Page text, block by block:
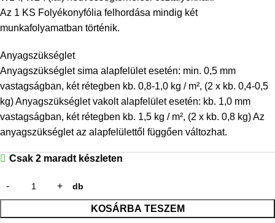
Az 1 KS Folyékonyfólia felhordása mindig két
munkafolyamatban történik.
Anyagszükséglet
Anyagszükséglet sima alapfelület esetén: min. 0,5 mm
vastagságban, két rétegben kb. 0,8-1,0 kg / m², (2 x kb. 0,4-0,5
kg) Anyagszükséglet vakolt alapfelület esetén: kb. 1,0 mm
vastagságban, két rétegben kb. 1,5 kg / m², (2 x kb. 0,8 kg) Az
anyagszükséglet az alapfelülettől függően változhat.
Csak 2 maradt készleten
db
KOSÁRBA TESZEM